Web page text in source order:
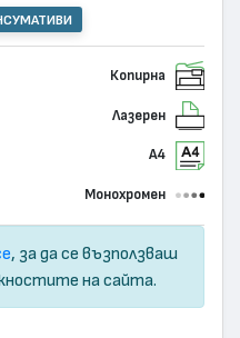
Копирна
Лазерен
А4
Монохромен
, за да се възползваш
на сайта.